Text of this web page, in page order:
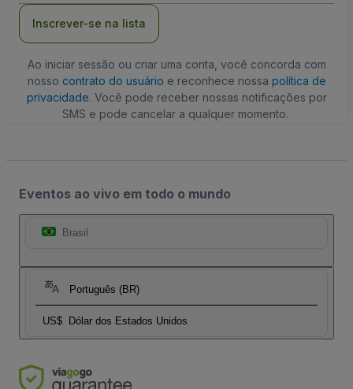
Inscrever-se na lista
Ao iniciar sessão ou criar uma conta, você concorda com
nosso contrato do usuário e reconhece nossa política de
privacidade. Você pode receber nossas notificações por
SMS e pode cancelar a qualquer momento.
Eventos ao vivo em todo o mundo
Brasil
Português (BR)
US$ Dólar dos Estados Unidos